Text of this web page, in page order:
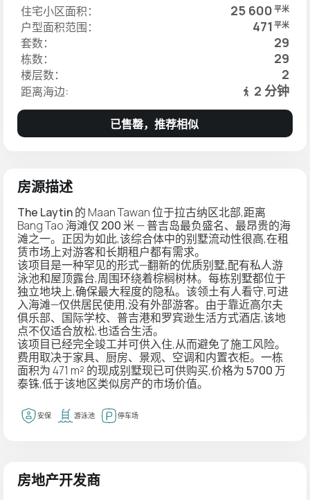
房源描述
The Laytin的 Maan Tawan 位于拉古纳区北部,距离
Bang Tao 海滩仅 200 米— 普吉岛最负盛名、最昂贵的海
滩之一。正因为如此,该综合体中的别墅流动性很高,在租
赁市场上对游客和长期租户都有需求。
该项目是一种罕见的形式—翻新的优质别墅,配有私人游
泳池和屋顶露台,周围环绕着棕榈树林。每栋别墅都位于
独立地块上,确保最大程度的隐私。该领土有人看守,可进
入海滩—仅供居民使用,没有外部游客。由于靠近高尔夫
俱乐部、国际学校、普吉港和罗宾逊生活方式酒店,该地
点不仅适合放松,也适合生活。
该项目已经完全竣工并可供入住,从而避免了施工风险。
费用取决于家具、厨房、景观、空调和内置衣柜。一栋
面积为 471 m² 的现成别墅现已可供购买,价格为5700 万
泰铢,低于该地区类似房产的市场价值。
安保 游泳池 停车场
房地产开发商
住宅小区面积： 25 600 平米
户型面积范围： 471 平米
套数： 29
栋数： 29
楼层数： 2
距离海边: 2 分钟
已售罄，推荐相似